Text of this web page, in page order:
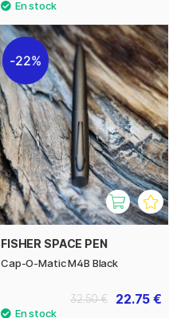
22%
FISHER SPACE PEN
Cap-O-Matic M4B Black
22.75 €
32.50 €